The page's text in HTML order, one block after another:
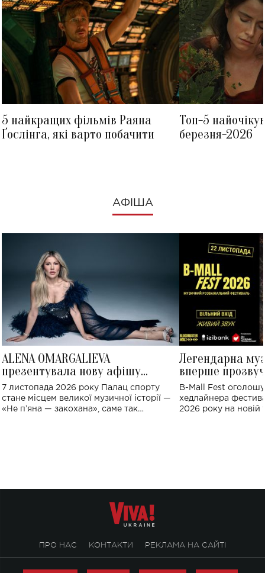
5 найкращих фільмів Раяна
Ґослінга, які варто побачити
Топ-5
березня-2026
АФІША
ALENA OMARGALIEVA
презентувала нову афішу
великого концерту в Палаці
спорту
7 листопада 2026 року Палац спорту
стане місцем великої музичної історії —
«Не пʼяна — закохана», саме так
Легендарна
вперше
Україні: де
B-Mall Fest
хедлайнера
2026 року на новій
ПРО НАС КОНТАКТИ РЕКЛАМА НА САЙТІ